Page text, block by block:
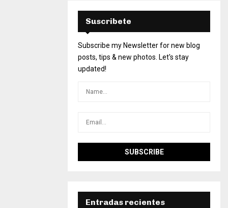
Suscribete
Subscribe my Newsletter for new blog
posts, tips & new photos. Let's stay
updated!
Entradas recientes